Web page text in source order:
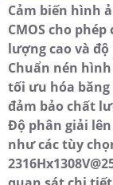
Cảm biến hình
CMOS cho
lượng cao và
Chuẩn nén hình
tối ưu hóa
đảm bảo chất
Độ phân giải lên
như các tùy